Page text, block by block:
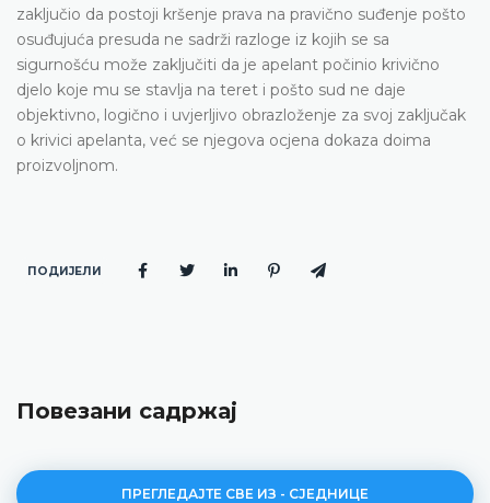
zaključio da postoji kršenje prava na pravično suđenje pošto
osuđujuća presuda ne sadrži razloge iz kojih se sa
sigurnošću može zaključiti da je apelant počinio krivično
djelo koje mu se stavlja na teret i pošto sud ne daje
objektivno, logično i uvjerljivo obrazloženje za svoj zaključak
o krivici apelanta, već se njegova ocjena dokaza doima
proizvoljnom.
ПОДИЈЕЛИ
Повезани садржај
ПРЕГЛЕДАЈТЕ СВЕ ИЗ - СЈЕДНИЦЕ